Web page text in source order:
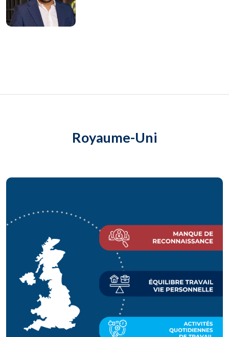
Royaume-Uni